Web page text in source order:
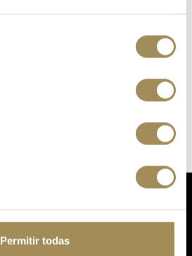
Permitir todas